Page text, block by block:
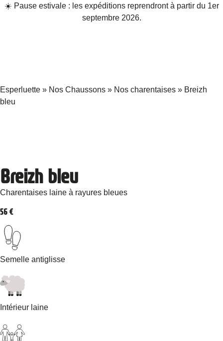
☀️ Pause estivale : les expéditions reprendront à partir du 1er
septembre 2026.
Esperluette » Nos Chaussons » Nos charentaises » Breizh
bleu
Breizh bleu
Charentaises laine à rayures bleues
56 €
Semelle antiglisse
Intérieur laine